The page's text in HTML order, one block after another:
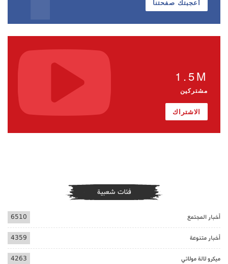
أعجبتك صفحتنا
1.5M
مشتركين
الاشتراك
فئات شعبية
أخبار المجتمع 6510
أخبار متنوعة 4359
ميكرو لالة مولاتي 4263